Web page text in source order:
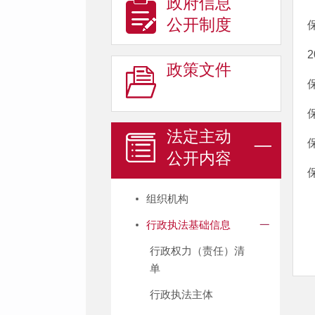
公开制度
政策文件
法定主动
公开内容
组织机构
行政执法基础信息
行政权力（责任）清
单
行政执法主体